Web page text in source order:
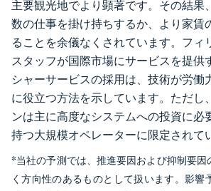
主要観光地でより顕著です。その結果
数の仕事を掛け持ちするか、より家賃
ることを余儀なくされています。フィ
スタッフが国際市場にサービスを提供
シャーサービスの採用は、技術が労働
に役立つ方法を示しています。ただし
ンは主に高度なシステムへの投資に必
持つ大規模オペレーターに限定されて
*当社の予測では、推進要因および抑制要因
く方向性のあるものとして扱います。影響